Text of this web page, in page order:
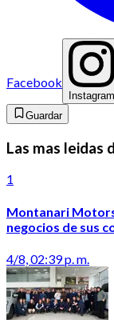
Facebook
Instagram
Guardar
Las mas leidas
1
Montanari
negocios de sus
4/8, 02:39 p. m.